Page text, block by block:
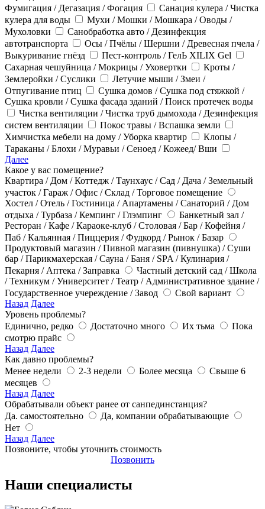
Фумигация / Дегазация / Фогация
Санация кулера / Чистка
кулера для воды
Мухи / Мошки / Мошкара / Оводы /
Мухоловки
Санобработка авто / Дезинфекция
автотранспорта
Осы / Пчёлы / Шершни / Древесная пчела /
Выкуривание гнёзд
Пест-контроль / ГелЬ XILIX Gel
Сахарная чешуйница / Мокрицы / Уховертки
Кроты /
Землеройки / Суслики
Летучие мыши / Змеи /
Отпугивание птиц
Сушка домов / Сушка под стяжкой /
Сушка кровли / Сушка фасада зданий / Поиск протечек воды
Чистка вентиляции / Чистка труб дымохода / Дезинфекция
систем вентиляции
Покос травы / Вспашка земли
Химчистка мебели на дому / Уборка квартир
Клопы /
Тараканы / Блохи / Муравьи / Сеноед / Кожеед/ Вши
Далее
Какое у вас помещение?
Квартира / Дом / Коттедж / Таунхаус / Сад / Дача / Земельный
участок / Гараж / Офис / Склад / Торговое помещение
Хостел / Отель / Гостиница / Апартамены / Санаторий / Дом
отдыха / Турбаза / Кемпинг / Глэмпинг
Банкетный зал /
Ресторан / Кафе / Караоке-клуб / Столовая / Бар / Кофейня /
Паб / Кальянная / Пиццерия / Фудкорд / Рынок / Базар
Продуктовый магазин / Пивной магазин (пивнушка) / Суши
бар / Парикмахерская / Сауна / Баня / SPA / Кулинария /
Пекарня / Аптека / Заправка
Частный детский сад / Школа
/ Техникум / Университет / Театр / Административное здание /
Государственное учереждение / Завод
Свой вариант
Назад Далее
Уровень проблемы?
Единично, редко
Достаточно много Их тьма
Пока
смотрю прайс
Назад Далее
Как давно проблемы?
Менее недели
2-3 недели Более месяца
Свыше 6
месяцев
Назад Далее
Обрабатывали объект ранее от санпединстанция?
Да. самостоятельно
Да, компании обрабатывающие
Нет
Назад Далее
Позвоните, чтобы уточнить стоимость
Позвонить
Наши специалисты